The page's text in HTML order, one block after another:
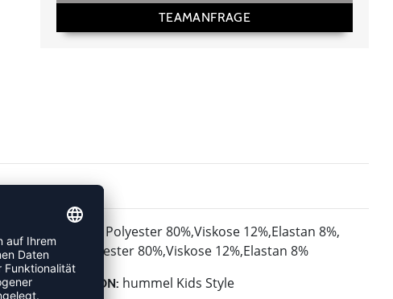
TEAMANFRAGE
Polyester 80%,Viskose 12%,Elastan 8%,
Total: Polyester 80%,Viskose 12%,Elastan 8%
KOLLEKTION: hummel Kids Style